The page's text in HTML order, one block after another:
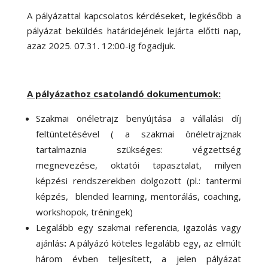
A pályázattal kapcsolatos kérdéseket, legkésőbb a
pályázat beküldés határidejének lejárta előtti nap,
azaz 2025. 07.31. 12:00-ig fogadjuk.
A pályázathoz csatolandó dokumentumok:
Szakmai önéletrajz benyújtása a vállalási díj
feltüntetésével ( a szakmai önéletrajznak
tartalmaznia szükséges: végzettség
megnevezése, oktatói tapasztalat, milyen
képzési rendszerekben dolgozott (pl.: tantermi
képzés, blended learning, mentorálás, coaching,
workshopok, tréningek)
Legalább egy szakmai referencia, igazolás vagy
ajánlás: A pályázó köteles legalább egy, az elmúlt
három évben teljesített, a jelen pályázat